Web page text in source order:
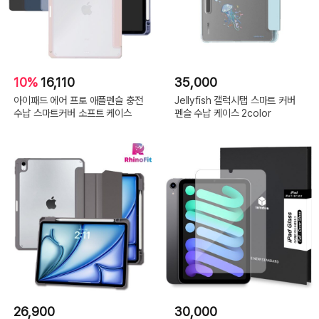
10% 16,110
아이패드 에어 프로 애플펜슬 충전
수납 스마트커버 소프트 케이스
35,000
Jellyfish 갤럭시탭 스마트 커버
펜슬 수납 케이스 2color
26,900 30,000